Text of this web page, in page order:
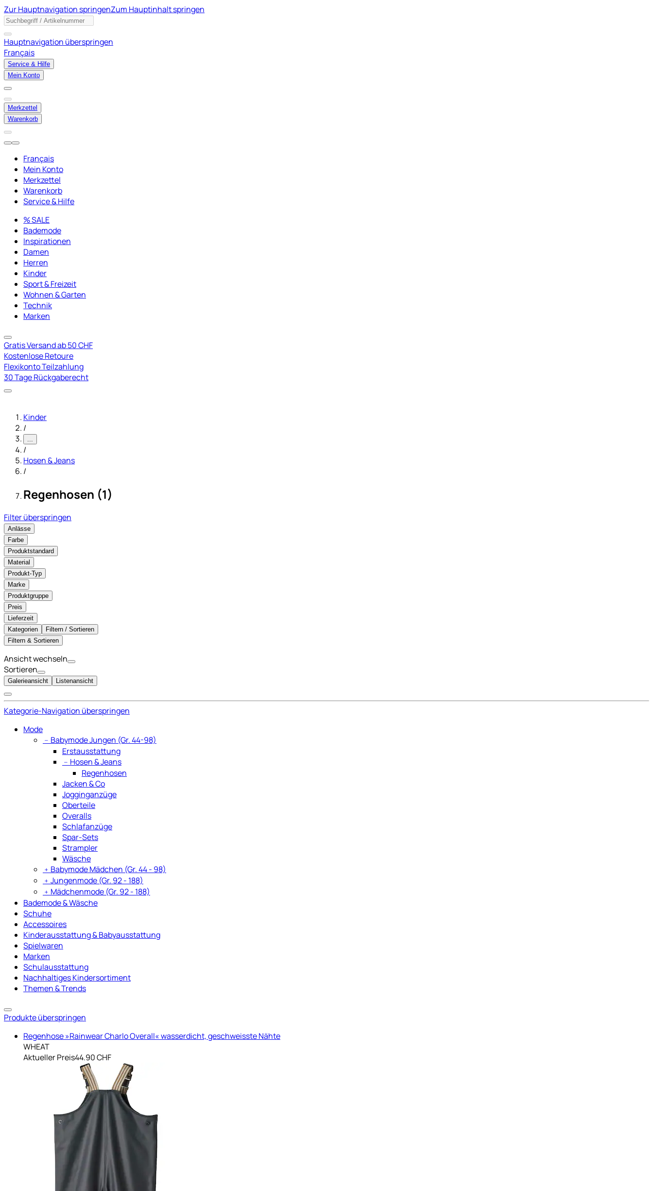
Zur Hauptnavigation springenZum Hauptinhalt springen
Hauptnavigation überspringen
Français
Service & Hilfe
Mein Konto
Merkzettel
Warenkorb
Français
Mein Konto
Merkzettel
Warenkorb
Service & Hilfe
% SALE
Bademode
Inspirationen
Damen
Herren
Kinder
Sport & Freizeit
Wohnen & Garten
Technik
Marken
Gratis Versand ab 50 CHF
Kostenlose Retoure
Flexikonto Teilzahlung
30 Tage Rückgaberecht
Kinder
/
...
/
Hosen & Jeans
/
Regenhosen (1)
Filter überspringen
Anlässe
Farbe
Produktstandard
Material
Produkt-Typ
Marke
Produktgruppe
Preis
Lieferzeit
Kategorien
Filtern / Sortieren
Filtern & Sortieren
Ansicht wechseln
Sortieren
Galerieansicht Listenansicht
Kategorie-Navigation überspringen
Mode
﹣ Babymode Jungen (Gr. 44-98)
Erstausstattung
﹣ Hosen & Jeans
Regenhosen
Jacken & Co
Jogginganzüge
Oberteile
Overalls
Schlafanzüge
Spar-Sets
Strampler
Wäsche
﹢ Babymode Mädchen (Gr. 44 - 98)
﹢ Jungenmode (Gr. 92 - 188)
﹢ Mädchenmode (Gr. 92 - 188)
Bademode & Wäsche
Schuhe
Accessoires
Kinderausstattung & Babyausstattung
Spielwaren
Marken
Schulausstattung
Nachhaltiges Kindersortiment
Themen & Trends
Produkte überspringen
Regenhose »Rainwear Charlo Overall« wasserdicht, geschweisste Nähte
WHEAT
Aktueller Preis44.90 CHF